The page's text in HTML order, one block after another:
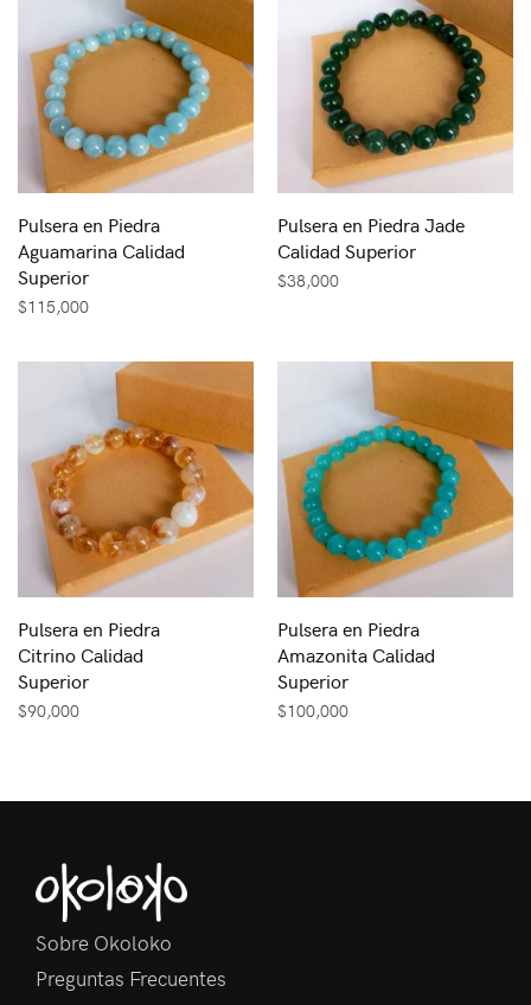
Pulsera en Piedra
Aguamarina Calidad
Superior
$115,000
Pulsera en Piedra Jade
Calidad Superior
$38,000
Pulsera en Piedra
Citrino Calidad
Superior
$90,000
Pulsera en Piedra
Amazonita Calidad
Superior
$100,000
Sobre Okoloko
Preguntas Frecuentes